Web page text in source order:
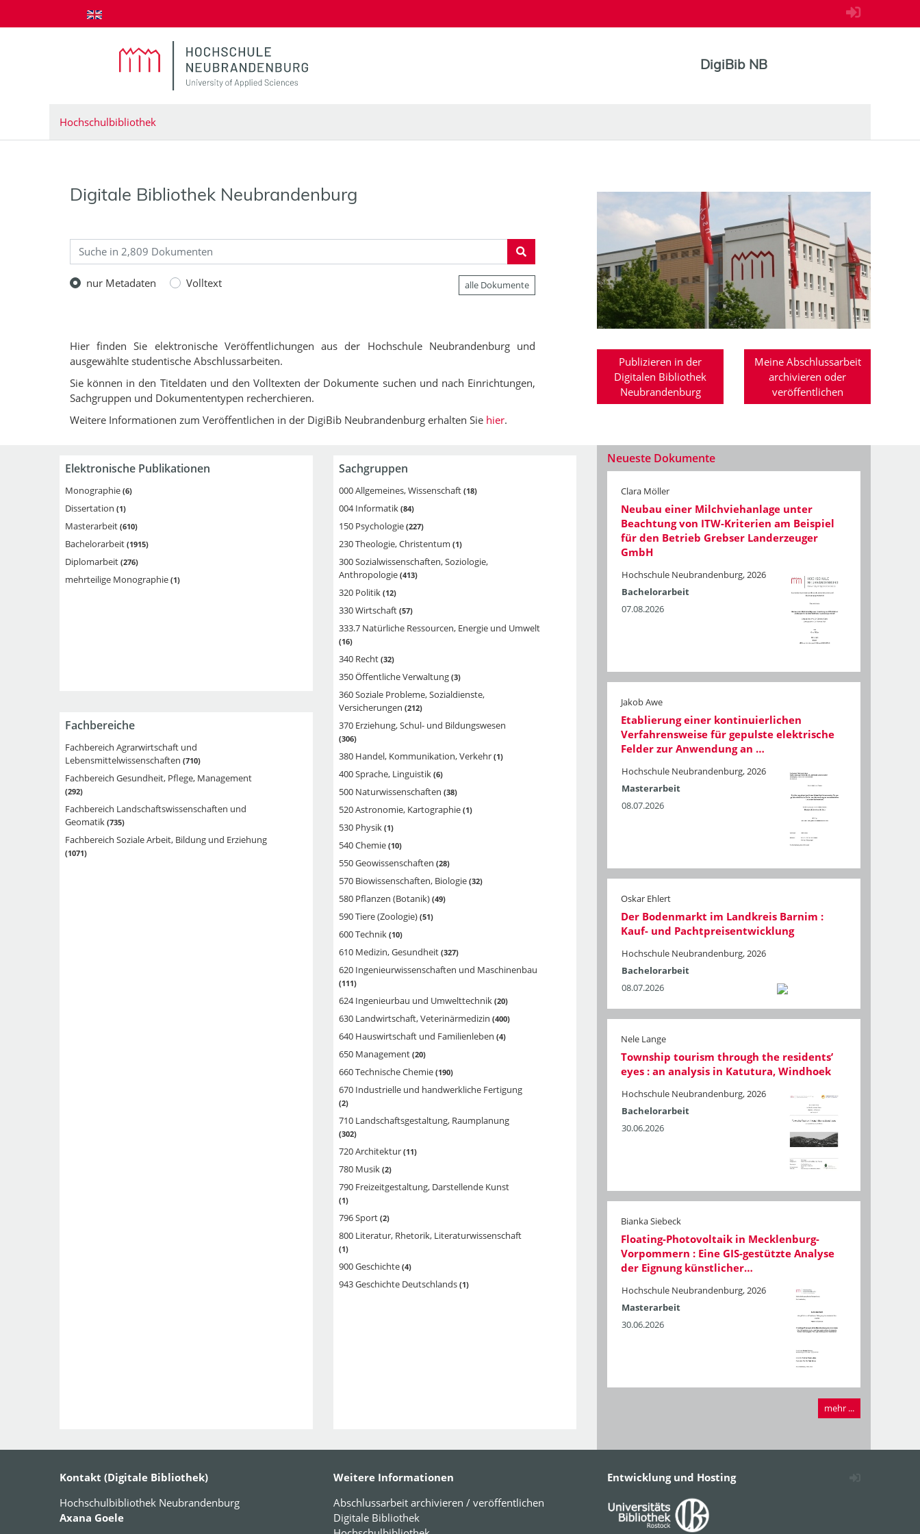
zum Inhalt springen
DigiBib NB
Hochschulbibliothek
Digitale Bibliothek Neubrandenburg
alle Dokumente
nur Metadaten Volltext
Hier finden Sie elektronische Veröffentlichungen aus der Hochschule Neubrandenburg und
ausgewählte studentische Abschlussarbeiten.
Sie können in den Titeldaten und den Volltexten der Dokumente suchen und nach Einrichtungen,
Sachgruppen und Dokumententypen recherchieren.
Weitere Informationen zum Veröffentlichen in der DigiBib Neubrandenburg erhalten Sie hier.
Publizieren in der
Digitalen Bibliothek
Neubrandenburg
Meine Abschlussarbeit
archivieren oder
veröffentlichen
Elektronische Publikationen
Monographie 6
Dissertation 1
Masterarbeit 610
Bachelorarbeit 1915
Diplomarbeit 276
mehrteilige Monographie 1
Fachbereiche
Fachbereich Agrarwirtschaft und
Lebensmittelwissenschaften 710
Fachbereich Gesundheit, Pflege, Management
292
Fachbereich Landschaftswissenschaften und
Geomatik 735
Fachbereich Soziale Arbeit, Bildung und Erziehung
1071
Sachgruppen
000 Allgemeines, Wissenschaft 18
004 Informatik 84
150 Psychologie 227
230 Theologie, Christentum 1
300 Sozialwissenschaften, Soziologie,
Anthropologie 413
320 Politik 12
330 Wirtschaft 57
333.7 Natürliche Ressourcen, Energie und Umwelt
16
340 Recht 32
350 Öffentliche Verwaltung 3
360 Soziale Probleme, Sozialdienste,
Versicherungen 212
370 Erziehung, Schul- und Bildungswesen
306
380 Handel, Kommunikation, Verkehr 1
400 Sprache, Linguistik 6
500 Naturwissenschaften 38
520 Astronomie, Kartographie 1
530 Physik 1
540 Chemie 10
550 Geowissenschaften 28
570 Biowissenschaften, Biologie 32
580 Pflanzen (Botanik) 49
590 Tiere (Zoologie) 51
600 Technik 10
610 Medizin, Gesundheit 327
620 Ingenieurwissenschaften und Maschinenbau
111
624 Ingenieurbau und Umwelttechnik 20
630 Landwirtschaft, Veterinärmedizin 400
640 Hauswirtschaft und Familienleben 4
650 Management 20
660 Technische Chemie 190
670 Industrielle und handwerkliche Fertigung
2
710 Landschaftsgestaltung, Raumplanung
302
720 Architektur 11
780 Musik 2
790 Freizeitgestaltung, Darstellende Kunst
1
796 Sport 2
800 Literatur, Rhetorik, Literaturwissenschaft
1
900 Geschichte 4
943 Geschichte Deutschlands 1
Neueste Dokumente
Clara Möller
Neubau einer Milchviehanlage unter
Beachtung von ITW-Kriterien am Beispiel
für den Betrieb Grebser Landerzeuger
GmbH
Hochschule Neubrandenburg, 2026
Bachelorarbeit
07.08.2026
Jakob Awe
Etablierung einer kontinuierlichen
Verfahrensweise für gepulste elektrische
Felder zur Anwendung an …
Hochschule Neubrandenburg, 2026
Masterarbeit
08.07.2026
Oskar Ehlert
Der Bodenmarkt im Landkreis Barnim :
Kauf- und Pachtpreisentwicklung
Hochschule Neubrandenburg, 2026
Bachelorarbeit
08.07.2026
Nele Lange
Township tourism through the residents’
eyes : an analysis in Katutura, Windhoek
Hochschule Neubrandenburg, 2026
Bachelorarbeit
30.06.2026
Bianka Siebeck
Floating-Photovoltaik in Mecklenburg-
Vorpommern : Eine GIS-gestützte Analyse
der Eignung künstlicher…
Hochschule Neubrandenburg, 2026
Masterarbeit
30.06.2026
mehr ...
Kontakt (Digitale Bibliothek)
Hochschulbibliothek Neubrandenburg
Axana Goele
Weitere Informationen
Abschlussarbeit archivieren / veröffentlichen
Digitale Bibliothek
Entwicklung und Hosting